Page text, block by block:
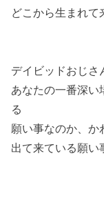
どこから生まれ
デイビッドおじさ
あなたの一番深い
る
願い事なのか、か
出て来ている願